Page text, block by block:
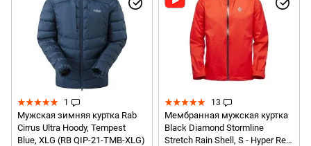
1
Мужская зимняя куртка Rab
Cirrus Ultra Hoody, Tempest
Blue, XLG (RB QIP-21-TMB-XLG)
13
Мембранная мужская куртка
Black Diamond Stormline
Stretch Rain Shell, S - Hyper Red